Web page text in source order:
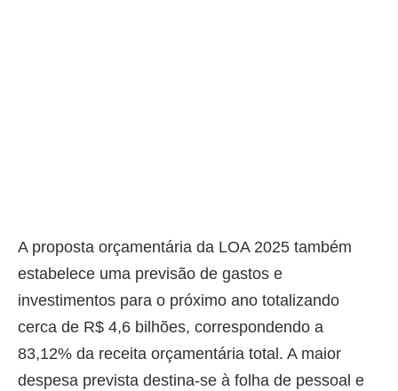
A proposta orçamentária da LOA 2025 também
estabelece uma previsão de gastos e
investimentos para o próximo ano totalizando
cerca de R$ 4,6 bilhões, correspondendo a
83,12% da receita orçamentária total. A maior
despesa prevista destina-se à folha de pessoal e